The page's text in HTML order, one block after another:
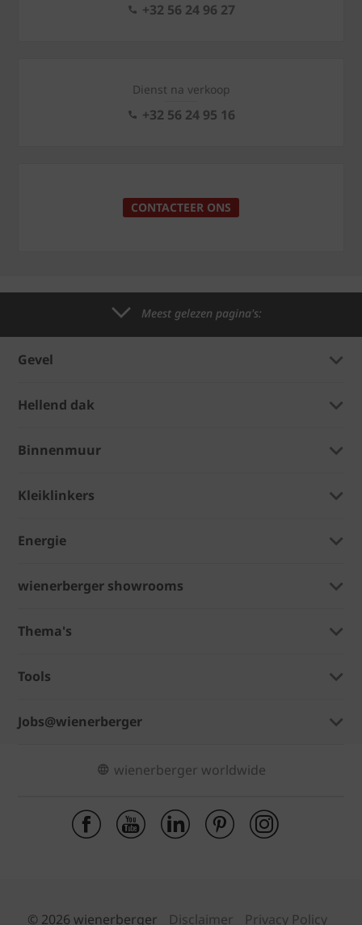
+32 56 24 96 27
Dienst na verkoop
+32 56 24 95 16
CONTACTEER ONS
Meest gelezen pagina's:
Gevel
Hellend dak
Binnenmuur
Kleiklinkers
Energie
wienerberger showrooms
Thema's
Tools
Jobs@wienerberger
wienerberger worldwide
© 2026 wienerberger Disclaimer Privacy Policy